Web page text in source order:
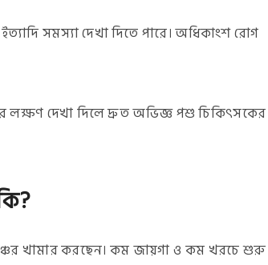
সমস্যা দেখা দিতে পারে। অধিকাংশ রোগ
লক্ষণ দেখা দিলে দ্রুত অভিজ্ঞ পশু চিকিৎসকের
খামার করছেন। কম জায়গা ও কম খরচে শুরু